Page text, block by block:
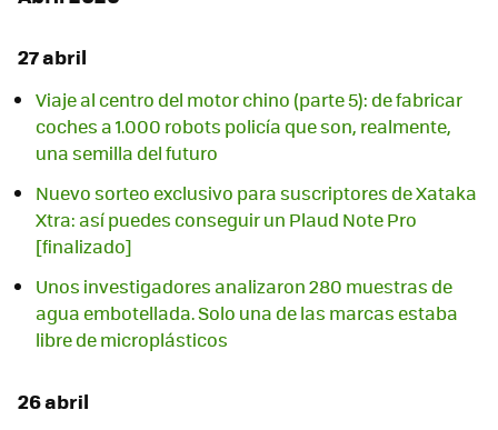
27 abril
Viaje al centro del motor chino (parte 5): de fabricar
coches a 1.000 robots policía que son, realmente,
una semilla del futuro
Nuevo sorteo exclusivo para suscriptores de Xataka
Xtra: así puedes conseguir un Plaud Note Pro
[finalizado]
Unos investigadores analizaron 280 muestras de
agua embotellada. Solo una de las marcas estaba
libre de microplásticos
26 abril